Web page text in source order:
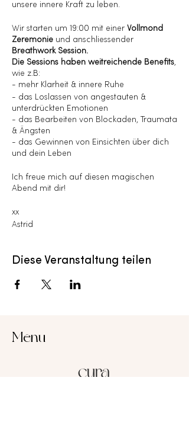
unsere innere Kraft zu leben.
Wir starten um 19:00 mit einer Vollmond
Zeremonie und anschliessender
Breathwork Session.
Die Sessions haben weitreichende Benefits,
wie z.B:
- mehr Klarheit & innere Ruhe
- das Loslassen von angestauten &
unterdrückten Emotionen
- das Bearbeiten von Blockaden, Traumata
& Ängsten
- das Gewinnen von Einsichten über dich
und dein Leben
Ich freue mich auf diesen magischen
Abend mit dir!
xx
Astrid
Diese Veranstaltung teilen
Menu